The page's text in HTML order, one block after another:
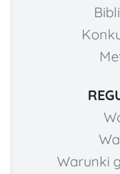
Warunki